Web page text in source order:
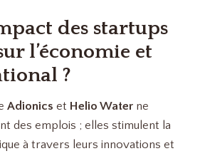
des startups
l’économie et
?
Adionics et Helio Water ne
des emplois ; elles stimulent la
à travers leurs innovations et